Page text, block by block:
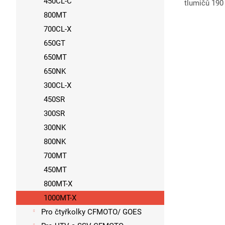
800MT
700CL-X
650GT
650MT
650NK
300CL-X
450SR
300SR
300NK
800NK
700MT
450MT
800MT-X
1000MT-X
Pro čtyřkolky CFMOTO/ GOES
tlumičů